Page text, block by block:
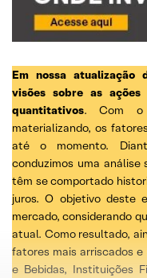
Em nossa atualização
visões sobre as ações
quantitativos. Com o
materializando, os
até o momento.
conduzimos uma
têm se comportado
juros. O objetivo deste
mercado, considerando
atual. Como resultado,
fatores mais arriscados
e Bebidas, Instituições